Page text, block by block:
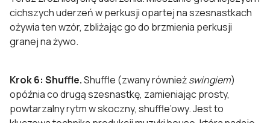
cichszych uderzeń w perkusji opartej na szesnastkach
ożywia ten wzór, zbliżając go do brzmienia perkusji
granej na żywo.
Krok 6: Shuffle.Shuffle (zwany równieżswingiem)
opóźnia co drugą szesnastkę, zamieniając prosty,
powtarzalny rytm w skoczny, shuffle’owy. Jest to